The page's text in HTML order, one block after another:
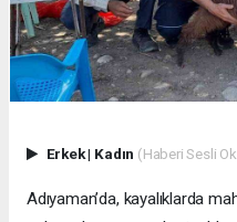
Erkek| Kadın (Haberi Sesli
Adıyaman’da, kayalıklarda